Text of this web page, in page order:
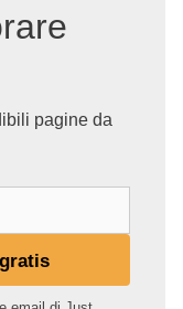
pagine da